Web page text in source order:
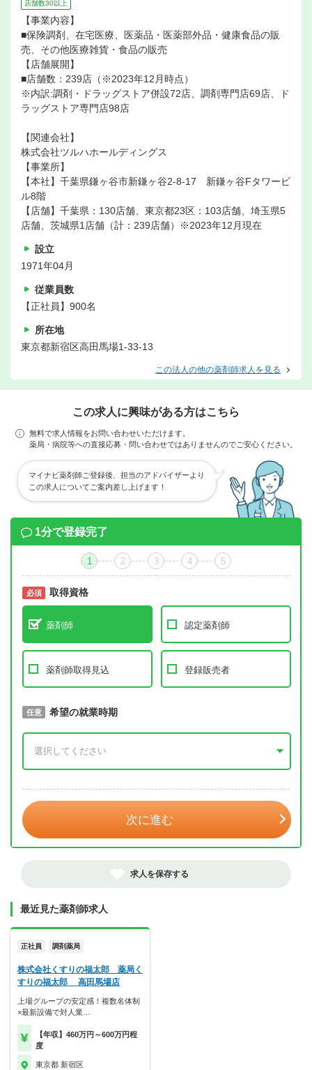
店舗数30以上
【事業内容】
■保険調剤、在宅医療、医薬品・医薬部外品・健康食品の販
売、その他医療雑貨・食品の販売
【店舗展開】
■店舗数：239店（※2023年12月時点）
※内訳:調剤・ドラッグストア併設72店、調剤専門店69店、ド
ラッグストア専門店98店
【関連会社】
株式会社ツルハホールディングス
【事業所】
【本社】千葉県鎌ヶ谷市新鎌ヶ谷2-8-17 新鎌ヶ谷Fタワービ
ル8階
【店舗】千葉県：130店舗、東京都23区：103店舗、埼玉県5
店舗、茨城県1店舗（計：239店舗）※2023年12月現在
設立
1971年04月
従業員数
【正社員】900名
所在地
東京都新宿区高田馬場1-33-13
この法人の他の薬剤師求人を見る
この求人に興味がある方はこちら
無料で求人情報をお問い合わせいただけます。
薬局・病院等への直接応募・問い合わせではありませんのでご安心ください。
マイナビ薬剤師ご登録後、担当のアドバイザーより
この求人についてご案内差し上げます！
1分で登録完了
1 2 3 4 5
必須 取得資格
薬剤師 認定薬剤師
薬剤師取得見込 登録販売者
必須 取得予定年
任意 希望の就業時期
次に進む
求人を保存する
最近見た薬剤師求人
正社員 調剤薬局
株式会社くすりの福太郎 薬局く
すりの福太郎 高田馬場店
上場グループの安定感！複数名体制
×最新設備で対人業…
【年収】460万円～600万円程
度
東京都 新宿区